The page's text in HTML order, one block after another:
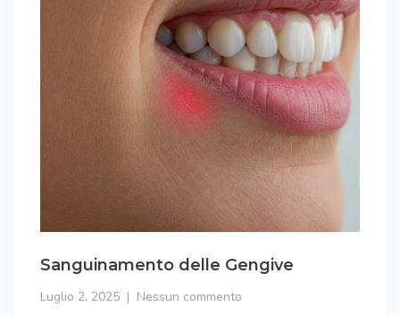
Sanguinamento delle Gengive
Luglio 2, 2025 Nessun commento